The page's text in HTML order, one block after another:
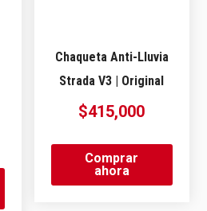
Chaqueta Anti-Lluvia
Strada V3 | Original
$415,000
Comprar
ahora